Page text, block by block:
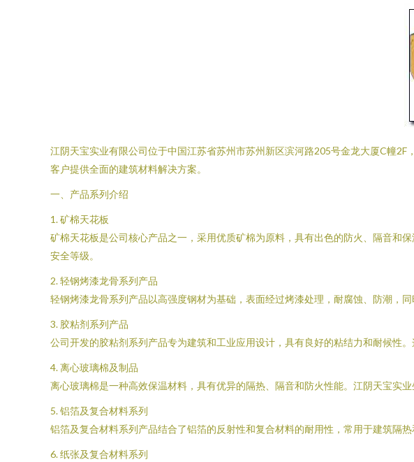
江阴天宝实业有限公司位于中国江苏省苏州市苏州新区滨河路205号金龙大厦C幢
客户提供全面的建筑材料解决方案。
一、产品系列介绍
1. 矿棉天花板
矿棉天花板是公司核心产品之一，采用优质矿棉为原料，具有出色的防火、隔音和
安全等级。
2. 轻钢烤漆龙骨系列产品
轻钢烤漆龙骨系列产品以高强度钢材为基础，表面经过烤漆处理，耐腐蚀、防潮，
3. 胶粘剂系列产品
公司开发的胶粘剂系列产品专为建筑和工业应用设计，具有良好的粘结力和耐候性
4. 离心玻璃棉及制品
离心玻璃棉是一种高效保温材料，具有优异的隔热、隔音和防火性能。江阴天宝实
5. 铝箔及复合材料系列
铝箔及复合材料系列产品结合了铝箔的反射性和复合材料的耐用性，常用于建筑隔
6. 纸张及复合材料系列